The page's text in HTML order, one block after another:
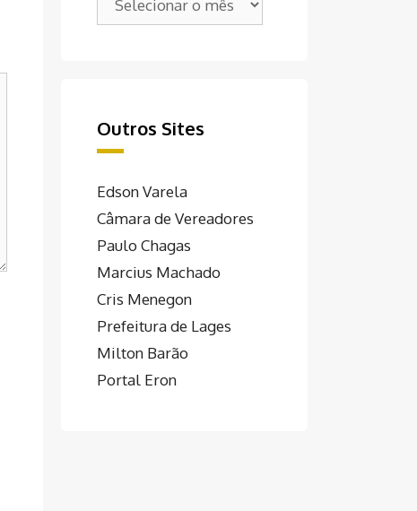
Outros Sites
Edson Varela
Câmara de Vereadores
Paulo Chagas
Marcius Machado
Cris Menegon
Prefeitura de Lages
Milton Barão
Portal Eron